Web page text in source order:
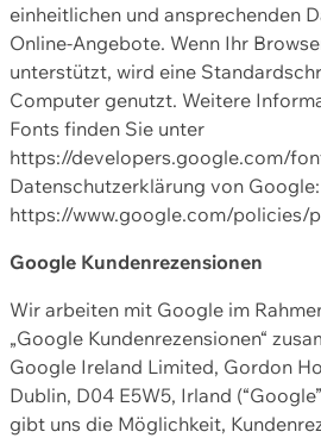
einheitlichen und ansprechenden
Online-Angebote. Wenn Ihr
unterstützt, wird eine
Computer genutzt. Weitere
Fonts finden Sie unter
https://developers.google.com/
Datenschutzerklärung von Google:
https://www.google.com/policies/
Google Kundenrezensionen
Wir arbeiten mit Google im
„Google Kundenrezensionen“
Google Ireland Limited, Gordon
Dublin, D04 E5W5, Irland
gibt uns die Möglichkeit,